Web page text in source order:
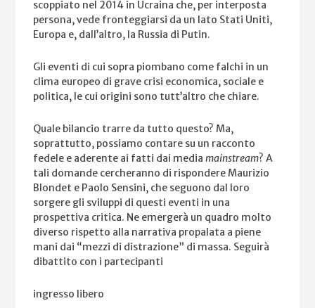
scoppiato nel 2014 in Ucraina che, per interposta
persona, vede fronteggiarsi da un lato Stati Uniti,
Europa e, dall’altro, la Russia di Putin.
Gli eventi di cui sopra piombano come falchi in un
clima europeo di grave crisi economica, sociale e
politica, le cui origini sono tutt’altro che chiare.
Quale bilancio trarre da tutto questo? Ma,
soprattutto, possiamo contare su un racconto
fedele e aderente ai fatti dai mediamainstream? A
tali domande cercheranno di rispondere Maurizio
Blondet e Paolo Sensini, che seguono dal loro
sorgere gli sviluppi di questi eventi in una
prospettiva critica. Ne emergerà un quadro molto
diverso rispetto alla narrativa propalata a piene
mani dai “mezzi di distrazione” di massa. Seguirà
dibattito con i partecipanti
ingresso libero